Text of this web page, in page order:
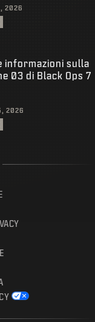
2026
informazioni sulla
03 di Black Ops 7
2026